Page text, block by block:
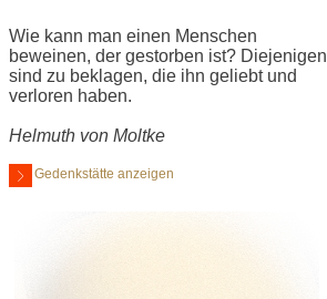
Wie kann man einen Menschen
beweinen, der gestorben ist? Diejenigen
sind zu beklagen, die ihn geliebt und
verloren haben.
Helmuth von Moltke
Gedenkstätte anzeigen